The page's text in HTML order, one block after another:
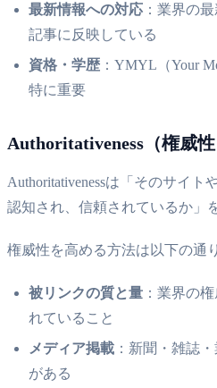
最新情報への対応 ：業界の
記事に反映している
資格・学歴 ：YMYL（Your
特に重要
Authoritativeness（権威性
Authoritativenessは「そのサイ
認知され、信頼されているか」
権威性を高める方法は以下の通
被リンクの質と量 ：業界の
れていること
メディア掲載 ：新聞・雑誌
がある